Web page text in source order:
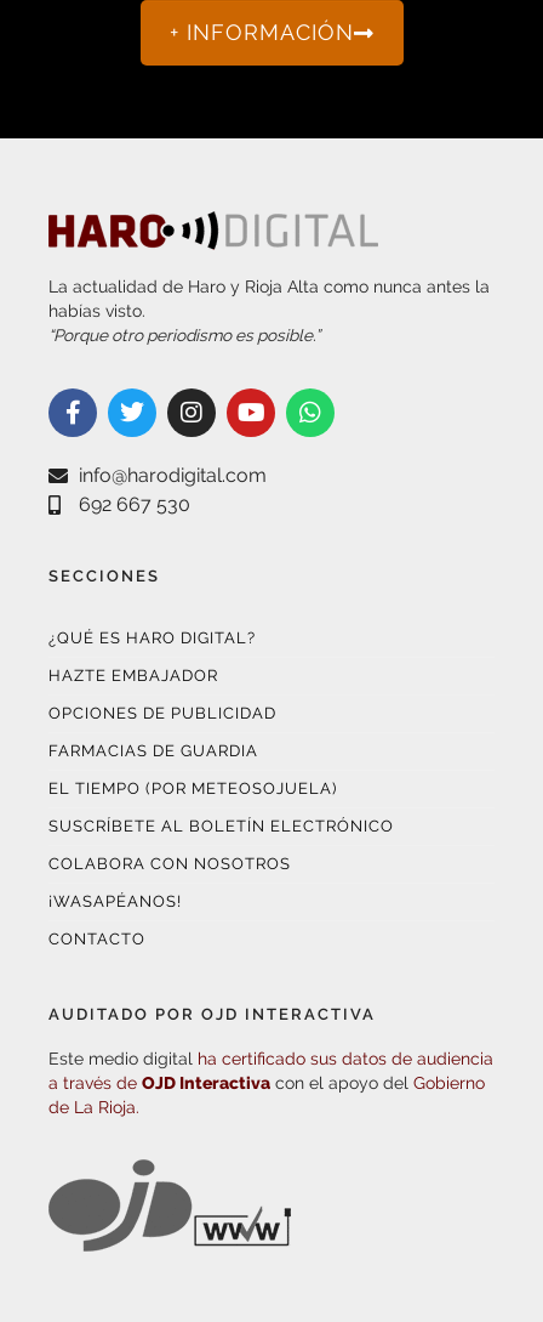
+ INFORMACIÓN
La actualidad de Haro y Rioja Alta como nunca antes la
habías visto.
“Porque otro periodismo es posible.”
info@harodigital.com
692 667 530
SECCIONES
¿QUÉ ES HARO DIGITAL?
HAZTE EMBAJADOR
OPCIONES DE PUBLICIDAD
FARMACIAS DE GUARDIA
EL TIEMPO (POR METEOSOJUELA)
SUSCRÍBETE AL BOLETÍN ELECTRÓNICO
COLABORA CON NOSOTROS
¡WASAPÉANOS!
CONTACTO
AUDITADO POR OJD INTERACTIVA
Este medio digital ha certificado sus datos de audiencia
a través de OJD Interactiva con el apoyo del Gobierno
de La Rioja.